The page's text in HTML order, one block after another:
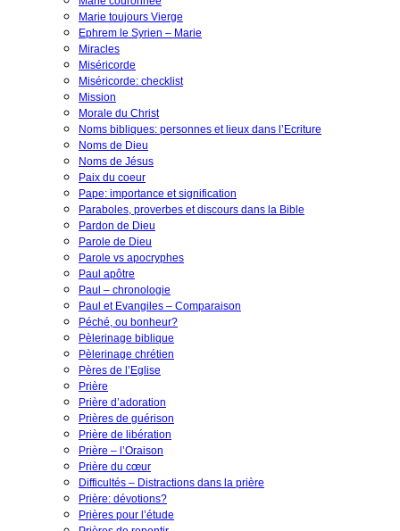
Marie toujours Vierge
Ephrem le Syrien – Marie
Miracles
Miséricorde
Miséricorde: checklist
Mission
Morale du Christ
Noms bibliques: personnes et lieux dans l’Ecriture
Noms de Dieu
Noms de Jésus
Paix du coeur
Pape: importance et signification
Paraboles, proverbes et discours dans la Bible
Pardon de Dieu
Parole de Dieu
Parole vs apocryphes
Paul apôtre
Paul – chronologie
Paul et Evangiles – Comparaison
Péché, ou bonheur?
Pèlerinage biblique
Pèlerinage chrétien
Pères de l’Eglise
Prière
Prière d’adoration
Prières de guérison
Prière de libération
Prière – l’Oraison
Prière du cœur
Difficultés – Distractions dans la prière
Prière: dévotions?
Prières pour l’étude